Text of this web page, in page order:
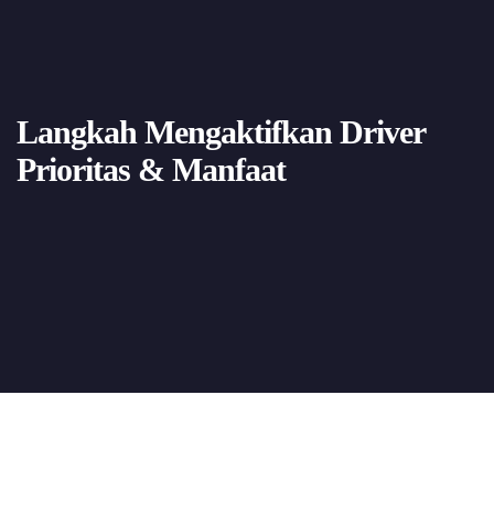
Langkah Mengaktifkan Driver
Prioritas & Manfaat